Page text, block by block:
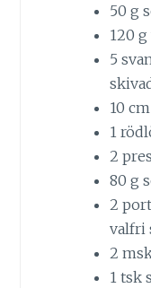
50 g
120
5
10
1
2
80 g
2
valfri
2
1 tsk